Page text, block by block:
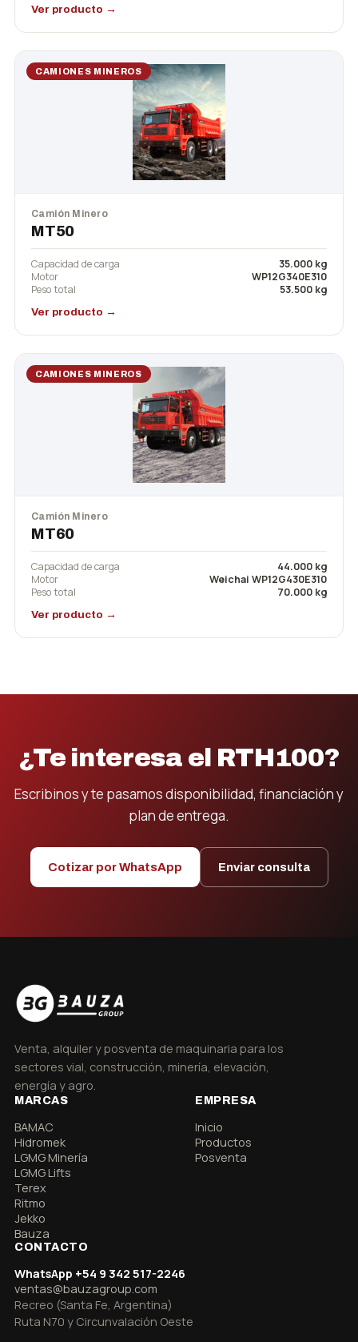
Ver producto →
CAMIONES MINEROS
Camión Minero
MT50
Capacidad de carga
35.000 kg
Motor
WP12G340E310
Peso total
53.500 kg
Ver producto →
CAMIONES MINEROS
Camión Minero
MT60
Capacidad de carga
44.000 kg
Motor
Weichai WP12G430E310
Peso total
70.000 kg
Ver producto →
¿Te interesa el RTH100?
Escribinos y te pasamos disponibilidad, financiación y
plan de entrega.
Cotizar por WhatsApp Enviar consulta
Venta, alquiler y posventa de maquinaria para los
sectores vial, construcción, minería, elevación,
energía y agro.
MARCAS
BAMAC
Hidromek
LGMG Minería
LGMG Lifts
Terex
Ritmo
Jekko
Bauza
EMPRESA
Inicio
Productos
Posventa
CONTACTO
WhatsApp +54 9 342 517-2246
ventas@bauzagroup.com
Recreo (Santa Fe, Argentina)
Ruta N70 y Circunvalación Oeste